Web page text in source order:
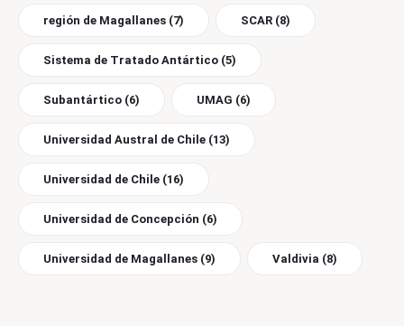
región de Magallanes (7) SCAR (8)
Sistema de Tratado Antártico (5)
Subantártico (6) UMAG (6)
Universidad Austral de Chile (13)
Universidad de Chile (16)
Universidad de Concepción (6)
Universidad de Magallanes (9) Valdivia (8)